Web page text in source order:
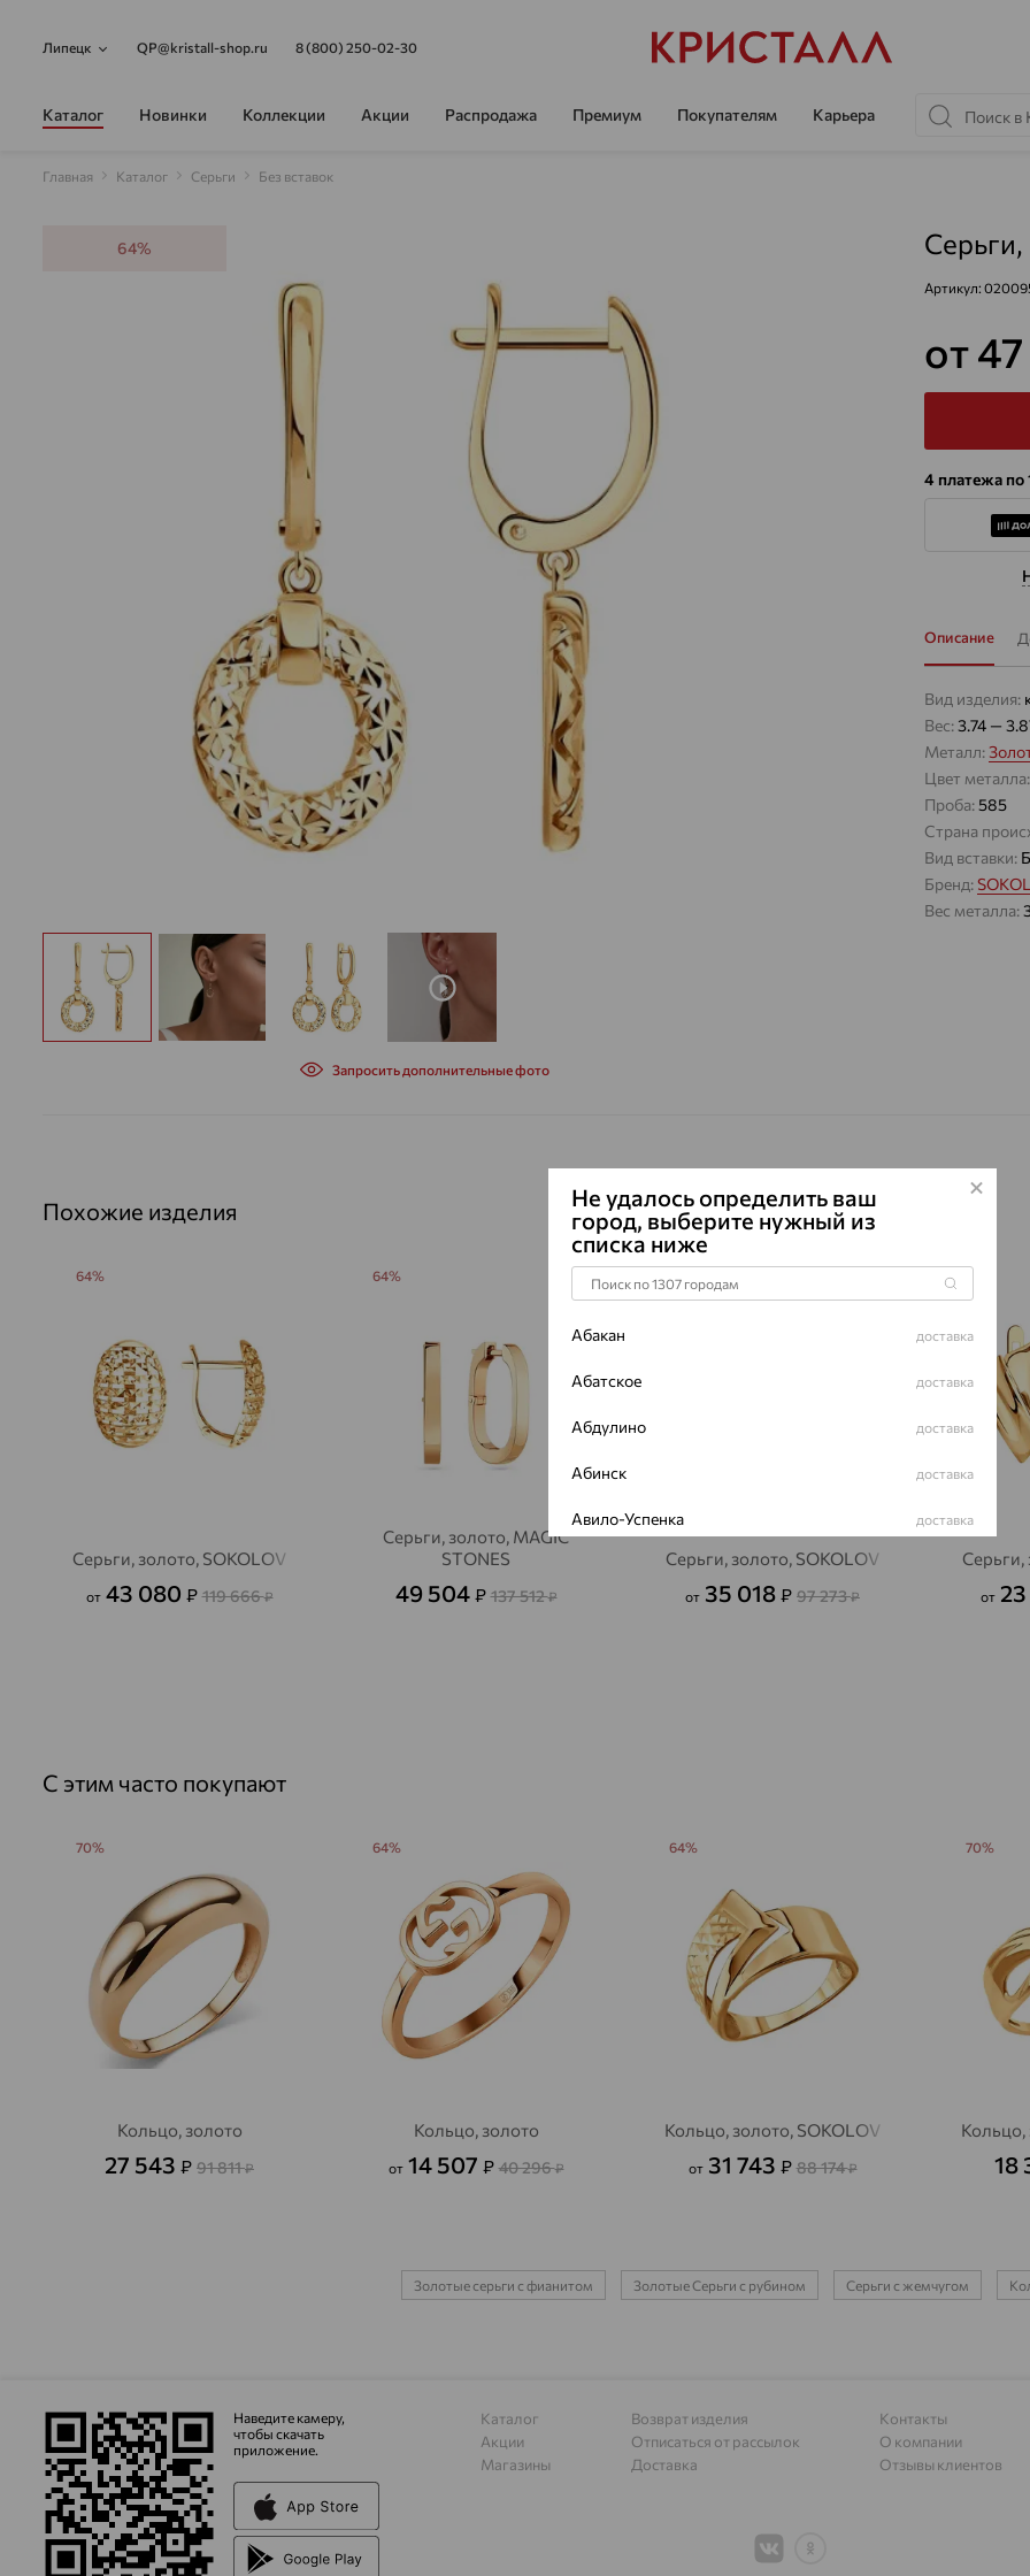
Липецк QP@kristall-shop.ru 8 (800) 250-02-30
Каталог Новинки Коллекции Акции Распродажа Премиум Покупателям Карьера
Главная Каталог Серьги Без вставок
64%
Запросить дополнительные фото
Артикул:
от
4 платежа по
Описание
Вид изделия:
Вес:3.74 —
Металл:
Цвет
Проба:585
Страна
Вид вставки:
Бренд:
Вес металла:
Похожие изделия
Серьги, золото, SOKOLOV
от 43 080 ₽ 119 666₽
64%
Серьги, золото, MAGIC
STONES
49 504 ₽ 137 512₽
64%
Серьги, золото, SOKOLOV
от 35 018 ₽ 97 273₽
64%
Серьги,
от
С этим часто покупают
Кольцо, золото
27 543 ₽ 91 811₽
70%
Кольцо, золото
от 14 507 ₽ 40 296₽
64%
Кольцо, золото, SOKOLOV
от 31 743 ₽ 88 174₽
64%
Кольцо,
18
70%
Золотые серьги с фианитом Золотые Серьги с рубином Серьги с жемчугом
Наведите камеру,
чтобы скачать
приложение.
Каталог
Акции
Магазины
Возврат изделия
Отписаться от рассылок
Доставка
Контакты
О компании
Отзывы клиентов
Не удалось определить ваш
город, выберите нужный из
списка ниже
Абакан доставка
Абатское доставка
Абдулино доставка
Абинск доставка
Авило-Успенка доставка
доставка
доставка
Алейск доставка
Алексеево-Лозовское доставка